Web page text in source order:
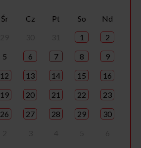
Śr Cz Pt So
Nd
1 2
5 6 7 8 9
12 13 14 15 16
19 20 21 22 23
26 27 28 29 30